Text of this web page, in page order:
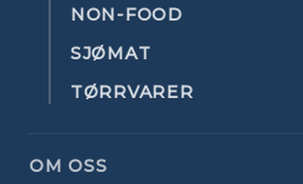
NON-FOOD
SJØMAT
TØRRVARER
OM OSS